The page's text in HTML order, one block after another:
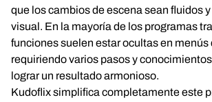
que los cambios de escena sean fluidos
visual. En la mayoría de los programas
funciones suelen estar ocultas en menús
requiriendo varios pasos y
lograr un resultado armonioso.
Kudoflix simplifica completamente este